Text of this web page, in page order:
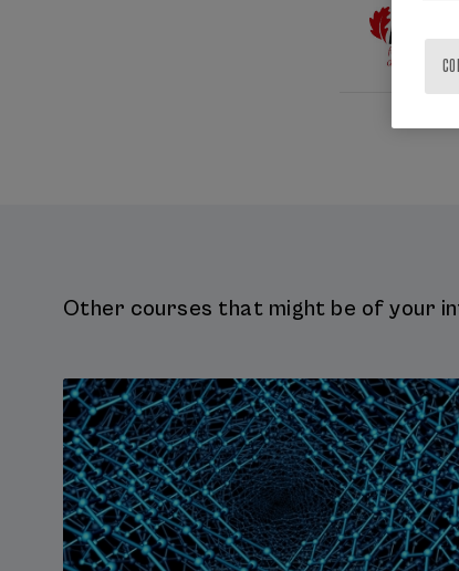
Other courses that might be of your